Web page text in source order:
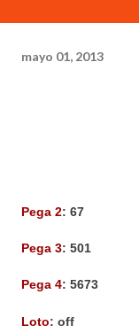
mayo 01, 2013
Pega 2: 67
Pega 3: 501
Pega 4: 5673
Loto: off